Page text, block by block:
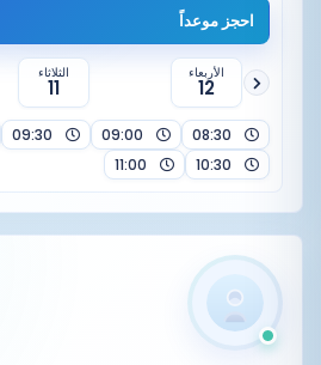
احجز موعداً
الأربعاء
12
الثلاثاء
11